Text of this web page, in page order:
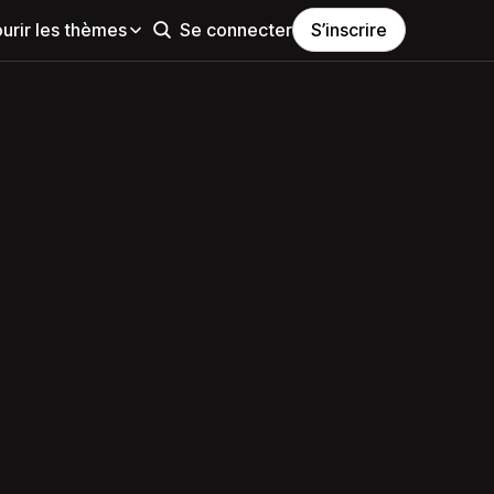
les thèmes Se connecter S’inscrire